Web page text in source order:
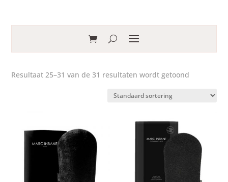
Resultaat 25–31 van de 31 resultaten wordt getoond